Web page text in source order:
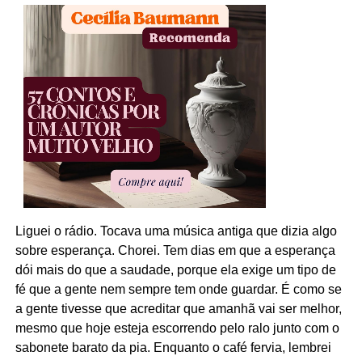
Liguei o rádio. Tocava uma música antiga que dizia algo
sobre esperança. Chorei. Tem dias em que a esperança
dói mais do que a saudade, porque ela exige um tipo de
fé que a gente nem sempre tem onde guardar. É como se
a gente tivesse que acreditar que amanhã vai ser melhor,
mesmo que hoje esteja escorrendo pelo ralo junto com o
sabonete barato da pia. Enquanto o café fervia, lembrei